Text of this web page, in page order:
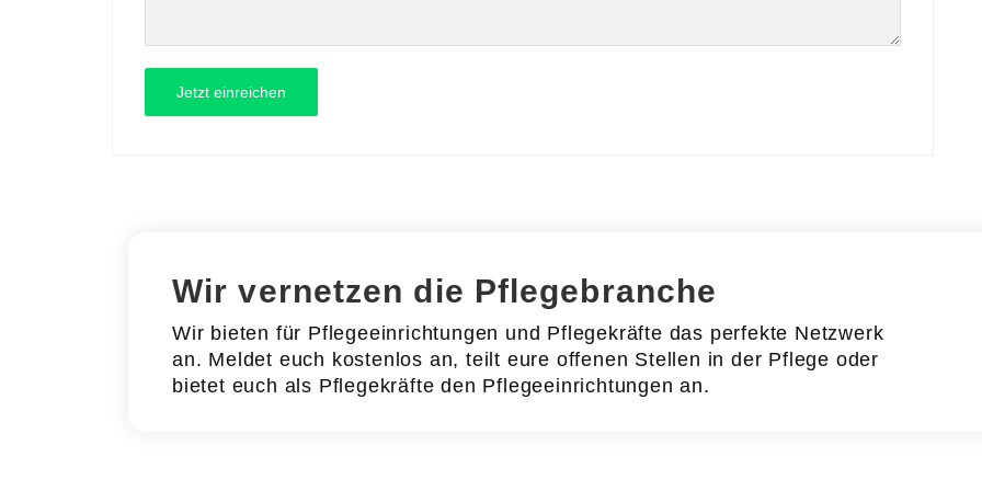
Wir vernetzen die Pflegebranche
Wir bieten für Pflegeeinrichtungen und Pflegekräfte das perfekte Netzwerk
an. Meldet euch kostenlos an, teilt eure offenen Stellen in der Pflege oder
bietet euch als Pflegekräfte den Pflegeeinrichtungen an.